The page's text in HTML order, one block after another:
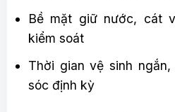
Bề mặt giữ nước, cát
kiểm soát
Thời gian vệ sinh
sóc định kỳ